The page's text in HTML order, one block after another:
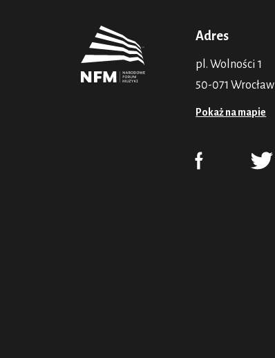
Adres
pl. Wolności 1
50-071 Wrocław
Pokaż na mapie